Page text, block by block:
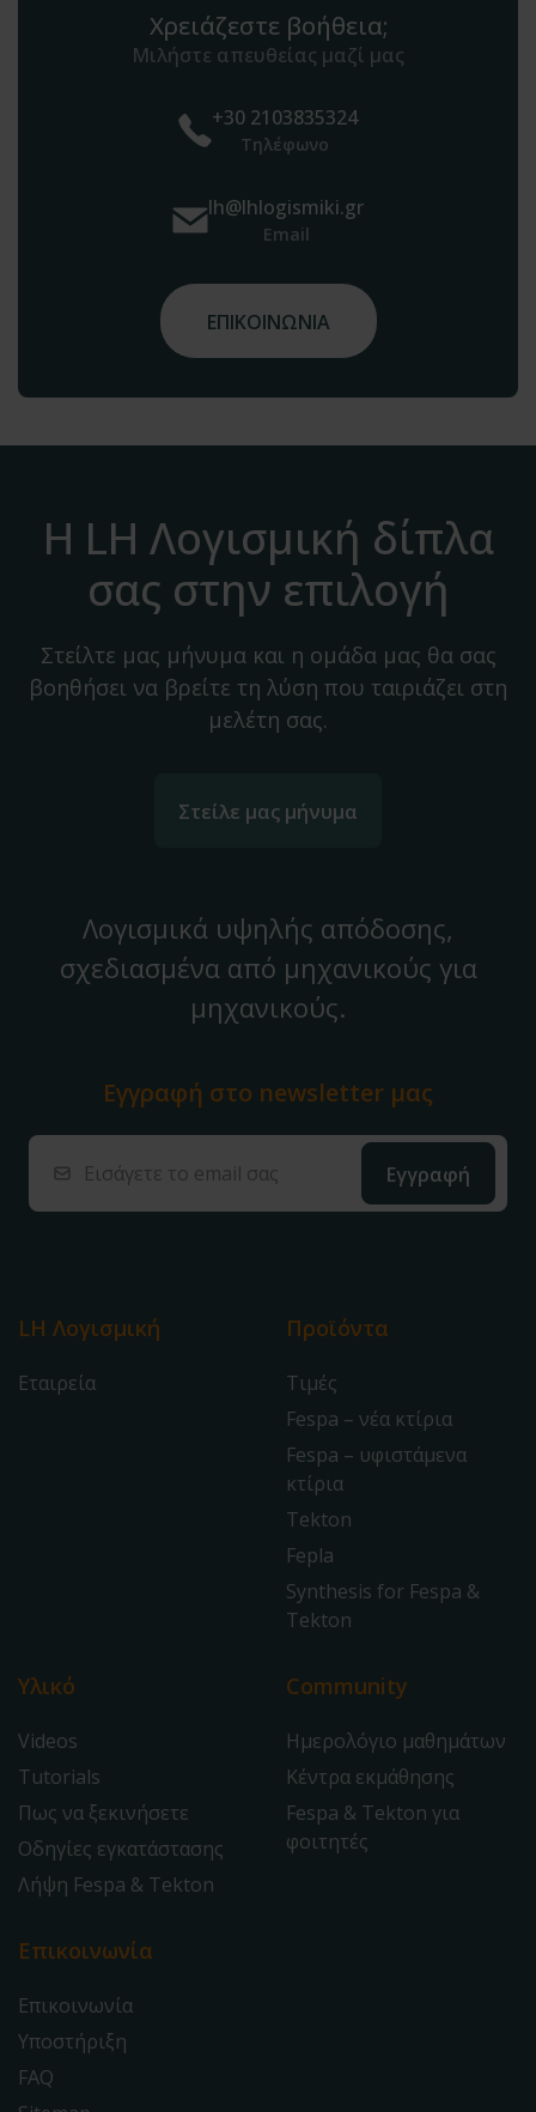
Χρειάζεστε βοήθεια;
Μιλήστε απευθείας μαζί μας
+30 2103835324
Τηλέφωνο
lh@lhlogismiki.gr
Email
ΕΠΙΚΟΙΝΩΝΙΑ
Η LH Λογισμική δίπλα
σας στην επιλογή
Στείλτε μας μήνυμα και η ομάδα μας θα σας
βοηθήσει να βρείτε τη λύση που ταιριάζει στη
μελέτη σας.
Στείλε μας μήνυμα
Λογισμικά υψηλής απόδοσης,
σχεδιασμένα από μηχανικούς για
μηχανικούς.
LH Λογισμική
Εταιρεία
Προϊόντα
Τιμές
Fespa – νέα κτίρια
Fespa – υφιστάμενα
κτίρια
Tekton
Fepla
Synthesis for Fespa &
Tekton
Υλικό
Videos
Tutorials
Πως να ξεκινήσετε
Οδηγίες εγκατάστασης
Λήψη Fespa & Tekton
Community
Ημερολόγιο μαθημάτων
Κέντρα εκμάθησης
Fespa & Tekton για
φοιτητές
Επικοινωνία
Επικοινωνία
Υποστήριξη
FAQ
Εγγραφή στο newsletter μας